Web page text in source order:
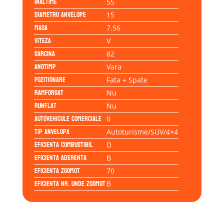
Diametru anvelope 15
Masa 7.56
Viteza V
Sarcina 82
Anotimp Vara
Pozitionare Fata + Spate
Ramforsat Nu
Runflat Nu
Autovehicule comerciale 0
Tip anvelopa Autoturisme/SUV/4×4
Eficienta Combustibil D
Eficienta Aderenta B
Eficienta Zgomot 70
Eficienta Nr. Unde ZgomotB